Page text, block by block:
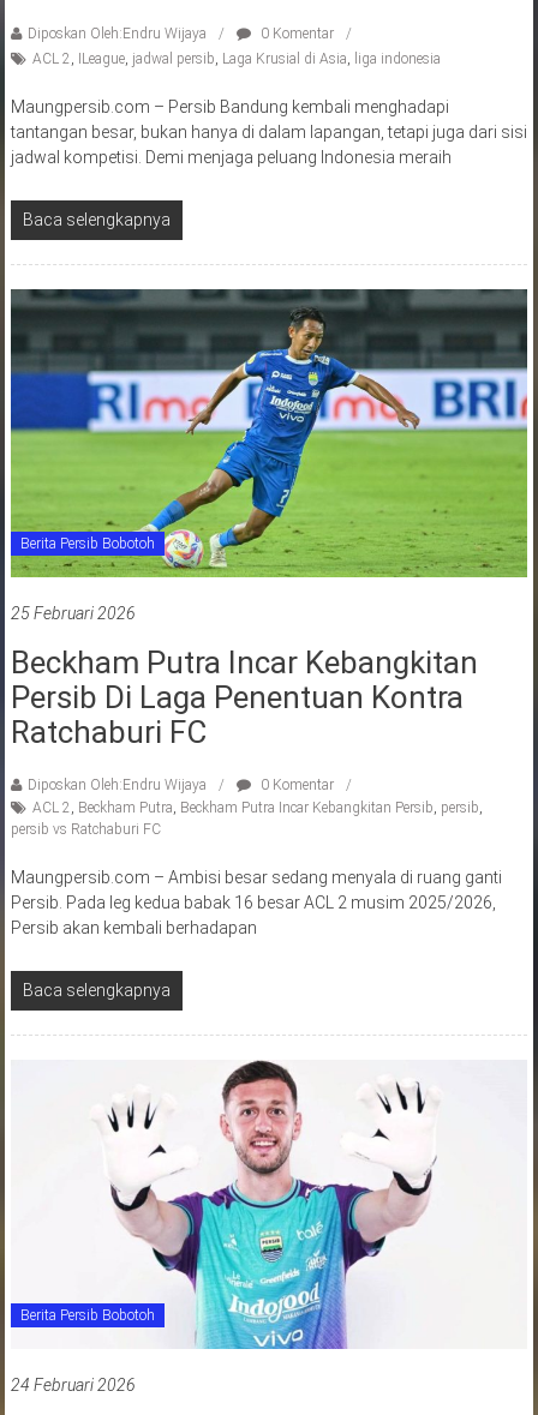
Diposkan Oleh:Endru Wijaya
0 Komentar
ACL 2
ILeague, jadwal persib Laga Krusial di Asia liga indonesia
Maungpersib.com – Persib Bandung kembali menghadapi
tantangan besar, bukan hanya di dalam lapangan, tetapi juga dari sisi
jadwal kompetisi. Demi menjaga peluang Indonesia meraih
Baca selengkapnya
Berita Persib Bobotoh
25 Februari 2026
Beckham Putra Incar Kebangkitan
Persib Di Laga Penentuan Kontra
Ratchaburi FC
Diposkan Oleh:Endru Wijaya
0 Komentar
ACL 2, Beckham Putra, Beckham Putra Incar Kebangkitan Persib, persib,
persib vs Ratchaburi FC
Maungpersib.com – Ambisi besar sedang menyala di ruang ganti
Persib. Pada leg kedua babak 16 besar ACL 2 musim 2025/2026,
Persib akan kembali berhadapan
Baca selengkapnya
Berita Persib Bobotoh
24 Februari 2026